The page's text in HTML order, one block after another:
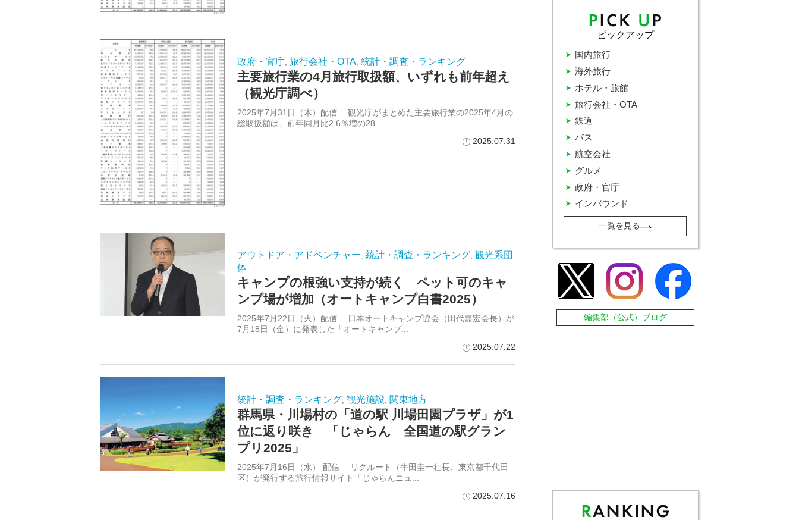
政府・官庁, 旅行会社・OTA, 統計・調査・ランキング
主要旅行業の4月旅行取扱額、いずれも前年超え
（観光庁調べ）
2025年7月31日（木）配信 観光庁がまとめた主要旅行業の2025年4月の
総取扱額は、前年同月比2.6％増の28...
2025.07.31
アウトドア・アドベンチャー, 統計・調査・ランキング, 観光系団
体
キャンプの根強い支持が続く ペット可のキャ
ンプ場が増加（オートキャンプ白書2025）
2025年7月22日（火）配信 日本オートキャンプ協会（田代嘉宏会長）が
7月18日（金）に発表した「オートキャンプ...
2025.07.22
統計・調査・ランキング, 観光施設 関東地方
群馬県・川場村の「道の駅 川場田園プラザ」が1
位に返り咲き 「じゃらん 全国道の駅グラン
プリ2025」
2025年7月16日（水） 配信 リクルート（牛田圭一社長、東京都千代田
区）が発行する旅行情報サイト「じゃらんニュ...
2025.07.16
ピックアップ
インバウンド
グルメ
バス
ホテル・旅館
国内旅行
政府・官庁
旅行会社・OTA
海外旅行
航空会社
鉄道
一覧を見る
編集部（公式）ブログ